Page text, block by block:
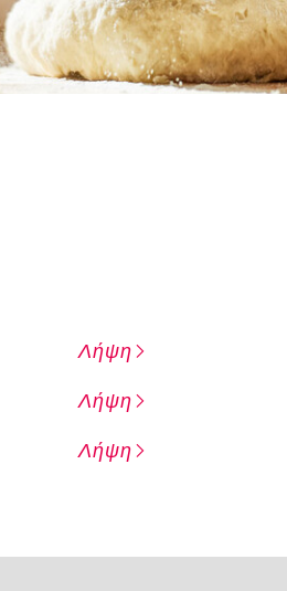
Λήψη
Λήψη
Λήψη